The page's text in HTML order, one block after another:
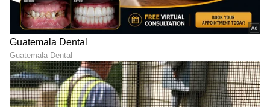
LATEST VIDEOS